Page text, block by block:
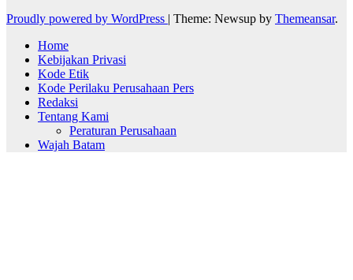
Proudly powered by WordPress | Theme: Newsup by Themeansar.
Home
Kebijakan Privasi
Kode Etik
Kode Perilaku Perusahaan Pers
Redaksi
Tentang Kami
Peraturan Perusahaan
Wajah Batam